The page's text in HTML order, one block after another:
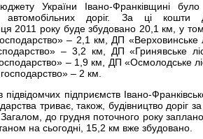
України Івано-Франківщині
автомобільних доріг. За ці кошти
2011 року буде збудовано 20,1 км, у
– 2,1 км, ДП
– 3,2 км, ДП «Гринявське
– 1,9 км, ДП «Осмолодське
– 2 км.
підвідомчих підприємств Івано-
триває, також, будівництво доріг
до грудня поточного року
на сьогодні, 15,2 км вже збудовано.